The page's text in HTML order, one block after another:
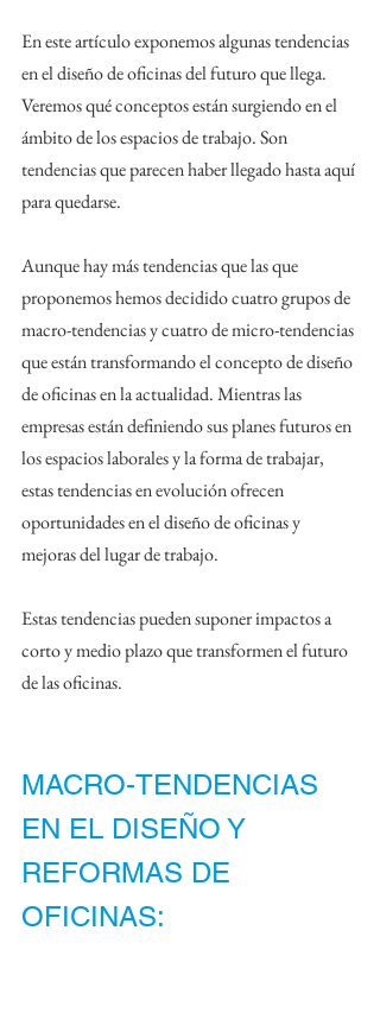
En este artículo exponemos algunas tendencias
en el diseño de oficinas del futuro que llega.
Veremos qué conceptos están surgiendo en el
ámbito de los espacios de trabajo. Son
tendencias que parecen haber llegado hasta aquí
para quedarse.
Aunque hay más tendencias que las que
proponemos hemos decidido cuatro grupos de
macro-tendencias y cuatro de micro-tendencias
que están transformando el concepto de diseño
de oficinas en la actualidad. Mientras las
empresas están definiendo sus planes futuros en
los espacios laborales y la forma de trabajar,
estas tendencias en evolución ofrecen
oportunidades en el diseño de oficinas y
mejoras del lugar de trabajo.
Estas tendencias pueden suponer impactos a
corto y medio plazo que transformen el futuro
de las oficinas.
MACRO-TENDENCIAS
EN EL DISEÑO Y
REFORMAS DE
OFICINAS: